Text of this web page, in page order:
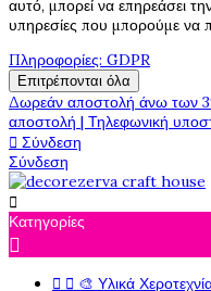
αυτό, μπορεί να επηρεάσει
υπηρεσίες που μπορούμε να
Πληροφορίες: GDPR
Επιτρέπονται όλα
Δωρεάν αποστολή άνω των
αποστολή | Τηλεφωνική
 Σύνδεση
Σύνδεση

Κατηγορίες

  🎨 Υλικά